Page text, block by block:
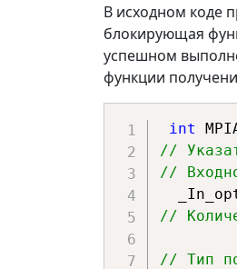
//
int
//
int
В исходном коде
блокирующая
успешном
функции
int
//
//
//
// Тип